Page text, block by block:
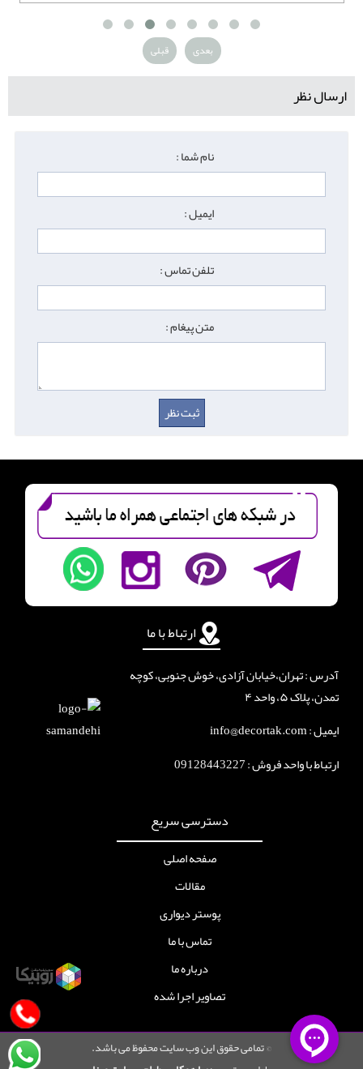
قبلی بعدی
ارسال نظر
نام شما :
ایمیل :
تلفن تماس :
متن پیغام :
دسترسی سریع
صفحه اصلی
مقالات
پوستر دیواری
تماس با ما
درباره ما
تصاویر اجرا شده
ارتباط با ما
آدرس : تهران،خیابان آزادی، خوش جنوبی، کوچه
تمدن، پلاک ۵، واحد ۴
ایمیل : info@decortak.com
ارتباط با واحد فروش :09128443227
© تمامی حقوق این وب سایت محفوظ می باشد.